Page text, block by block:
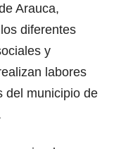
Arauca,
diferentes
y
labores
del municipio de